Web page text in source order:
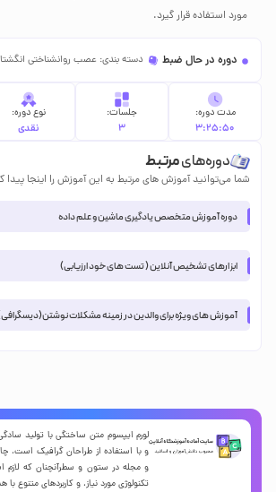
مورد استفاده قرار گیرد.
دوره در حال ضبط دسته بندی: عصب روانشناختی
مدت دوره:
3:25:50
جلسات:
3
نوع دوره:
نقدی
دوره‌هایمرتبط
شما می‌توانید آموزش های مرتبط به این آموزش را اینجا پیدا
دوره آموزش متخصص یادگیری ماشین و علم داده
ابزارهای تشخیص آنلاین ( تست های خود ارزیابی)
آموزش های ویژه برای والدین در زمینه مشکلات
لورم ایپسوم متن ساختگی با تولید
و با استفاده از طراحان گرافیک است،
و مجله در ستون و سطرآنچنان که لازم
تکنولوژی مورد نیاز، و کاربردهای متنوع